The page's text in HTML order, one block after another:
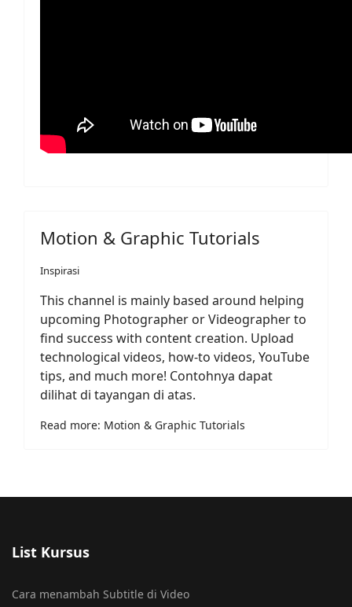
Motion & Graphic Tutorials
Inspirasi
This channel is mainly based around helping
upcoming Photographer or Videographer to
find success with content creation. Upload
technological videos, how-to videos, YouTube
tips, and much more! Contohnya dapat
dilihat di tayangan di atas.
Read more: Motion & Graphic Tutorials
List Kursus
Cara menambah Subtitle di Video